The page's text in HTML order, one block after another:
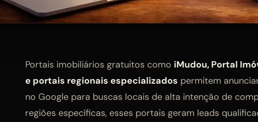
Portais imobiliários gratuitos como iMudou, Portal
e portais regionais especializados permitem
no Google para buscas locais de alta intenção de
regiões específicas, esses portais geram leads